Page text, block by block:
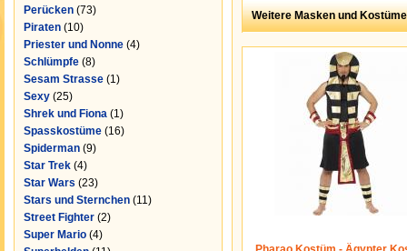
Perücken (73)
Piraten (10)
Priester und Nonne (4)
Schlümpfe (8)
Sesam Strasse (1)
Sexy (25)
Shrek und Fiona (1)
Spasskostüme (16)
Spiderman (9)
Star Trek (4)
Star Wars (23)
Stars und Sternchen (11)
Street Fighter (2)
Super Mario (4)
Weitere Masken und